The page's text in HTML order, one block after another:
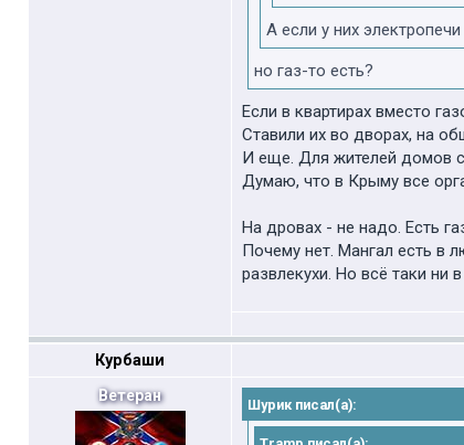
А если у них
но газ-то есть?
Если в квартирах вместо
Ставили их во дворах, на
И еще. Для жителей домов
Думаю, что в Крыму все
На дровах - не надо. Есть
Почему нет. Мангал есть в
развлекухи. Но всё таки ни
Курбаши
Ветеран
Шурик писал(а):